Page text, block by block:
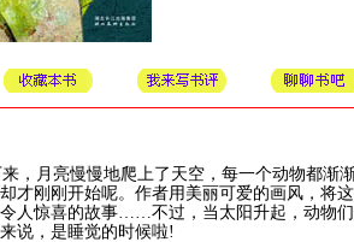
，月亮慢慢地爬上了天空，每一个动物都渐
才刚刚开始呢。作者用美丽可爱的画风，将
人惊喜的故事……不过，当太阳升起，动物
说，是睡觉的时候啦!